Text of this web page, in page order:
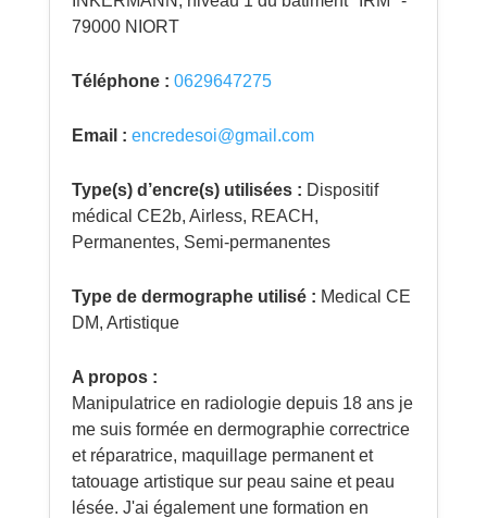
79000 NIORT
Téléphone : 0629647275
Email : encredesoi@gmail.com
Type(s) d’encre(s) utilisées : Dispositif
médical CE2b, Airless, REACH,
Permanentes, Semi-permanentes
Type de dermographe utilisé : Medical CE
DM, Artistique
A propos :
Manipulatrice en radiologie depuis 18 ans je
me suis formée en dermographie correctrice
et réparatrice, maquillage permanent et
tatouage artistique sur peau saine et peau
lésée. J'ai également une formation en